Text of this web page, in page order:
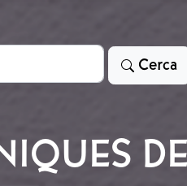
Cerca